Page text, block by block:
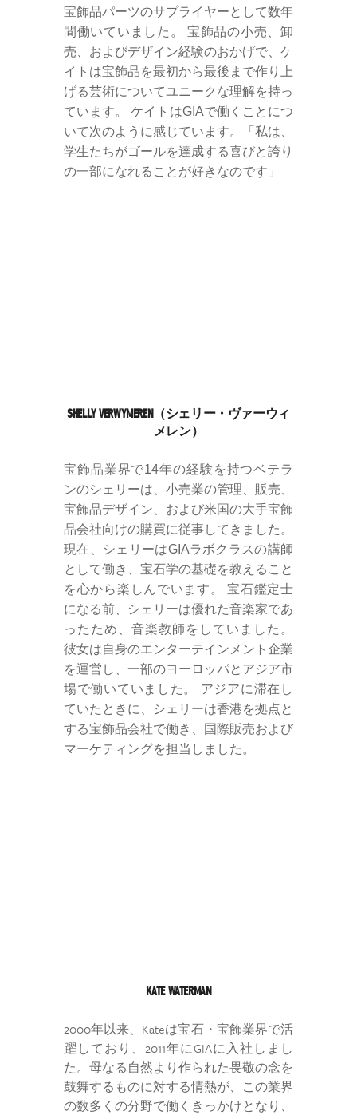
宝飾品パーツのサプライヤーとして数年
間働いていました。 宝飾品の小売、卸
売、およびデザイン経験のおかげで、ケ
イトは宝飾品を最初から最後まで作り上
げる芸術についてユニークな理解を持っ
ています。 ケイトはGIAで働くことにつ
いて次のように感じています。「私は、
学生たちがゴールを達成する喜びと誇り
の一部になれることが好きなのです」
SHELLY VERWYMEREN（シェリー・ヴァーウィ
メレン）
宝飾品業界で14年の経験を持つベテラ
ンのシェリーは、小売業の管理、販売、
宝飾品デザイン、および米国の大手宝飾
品会社向けの購買に従事してきました。
現在、シェリーはGIAラボクラスの講師
として働き、宝石学の基礎を教えること
を心から楽しんでいます。 宝石鑑定士
になる前、シェリーは優れた音楽家であ
ったため、音楽教師をしていました。
彼女は自身のエンターテインメント企業
を運営し、一部のヨーロッパとアジア市
場で働いていました。 アジアに滞在し
ていたときに、シェリーは香港を拠点と
する宝飾品会社で働き、国際販売および
マーケティングを担当しました。
KATE WATERMAN
2000年以来、Kateは宝石・宝飾業界で活
躍しており、2011年にGIAに入社しまし
た。母なる自然より作られた畏敬の念を
鼓舞するものに対する情熱が、この業界
の数多くの分野で働くきっかけとなり、